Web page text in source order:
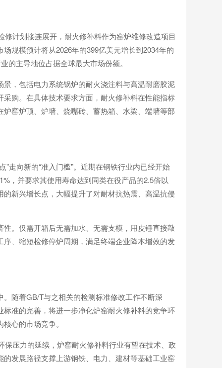
计划接连展开，耐火修补料作为窑炉维修改造项目
规模预计将从2026年的399亿美元增长到2034年的
的主导地位占据全球最大市场份额。
，包括电力系统锅炉的耐火浇注料与高温耐磨胶泥
购。在具体技术要求方面，耐火修补料在性能指标
窑炉顶、炉墙、烧嘴砖、蓄热箱、水梁、端墙等部
走向新的“准入门槛”。近期在钢铁行业内已经开始
，并要求其使用寿命达到同类在役产品的2.5倍以
新兴增长点，大幅提升了对耐材抗热震、高温抗侵
。仅需开箱后无需加水、无需支模，用皮锤直接敲
、缩短检修停炉周期，满足终端企业降本增效的发
随着GB/T与之相关的检测标准修改工作不断深
准的完善，将进一步净化炉窑耐火修补料的竞争环
心的市场竞争。
压力的延续，炉窑耐火修补料行业有望在技术、政
发展路径支撑上游钢铁、电力、建材等基础工业窑